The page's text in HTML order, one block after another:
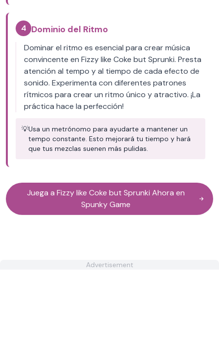
4 Dominio del Ritmo
Dominar el ritmo es esencial para crear música
convincente en Fizzy like Coke but Sprunki. Presta
atención al tempo y al tiempo de cada efecto de
sonido. Experimenta con diferentes patrones
rítmicos para crear un ritmo único y atractivo. ¡La
práctica hace la perfección!
💡Usa un metrónomo para ayudarte a mantener un
tempo constante. Esto mejorará tu tiempo y hará
que tus mezclas suenen más pulidas.
Juega a Fizzy like Coke but Sprunki Ahora en
Spunky Game
Advertisement